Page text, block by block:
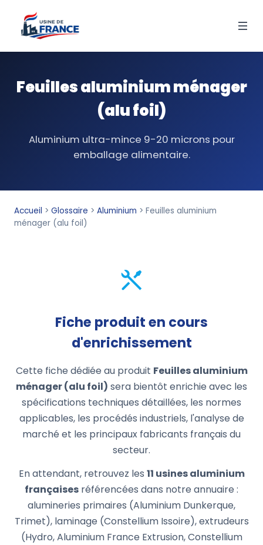
Feuilles aluminium ménager
(alu foil)
Aluminium ultra-mince 9-20 microns pour
emballage alimentaire.
Accueil > Glossaire > Aluminium > Feuilles aluminium
ménager (alu foil)
Fiche produit en cours
d'enrichissement
Cette fiche dédiée au produit Feuilles aluminium
ménager (alu foil) sera bientôt enrichie avec les
spécifications techniques détaillées, les normes
applicables, les procédés industriels, l'analyse de
marché et les principaux fabricants français du
secteur.
En attendant, retrouvez les 11 usines aluminium
françaises référencées dans notre annuaire :
alumineries primaires (Aluminium Dunkerque,
Trimet), laminage (Constellium Issoire), extrudeurs
(Hydro, Aluminium France Extrusion, Constellium